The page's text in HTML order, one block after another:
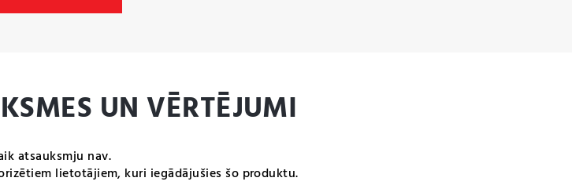
UN VĒRTĒJUMI
atsauksmju nav.
lietotājiem, kuri iegādājušies šo produktu.